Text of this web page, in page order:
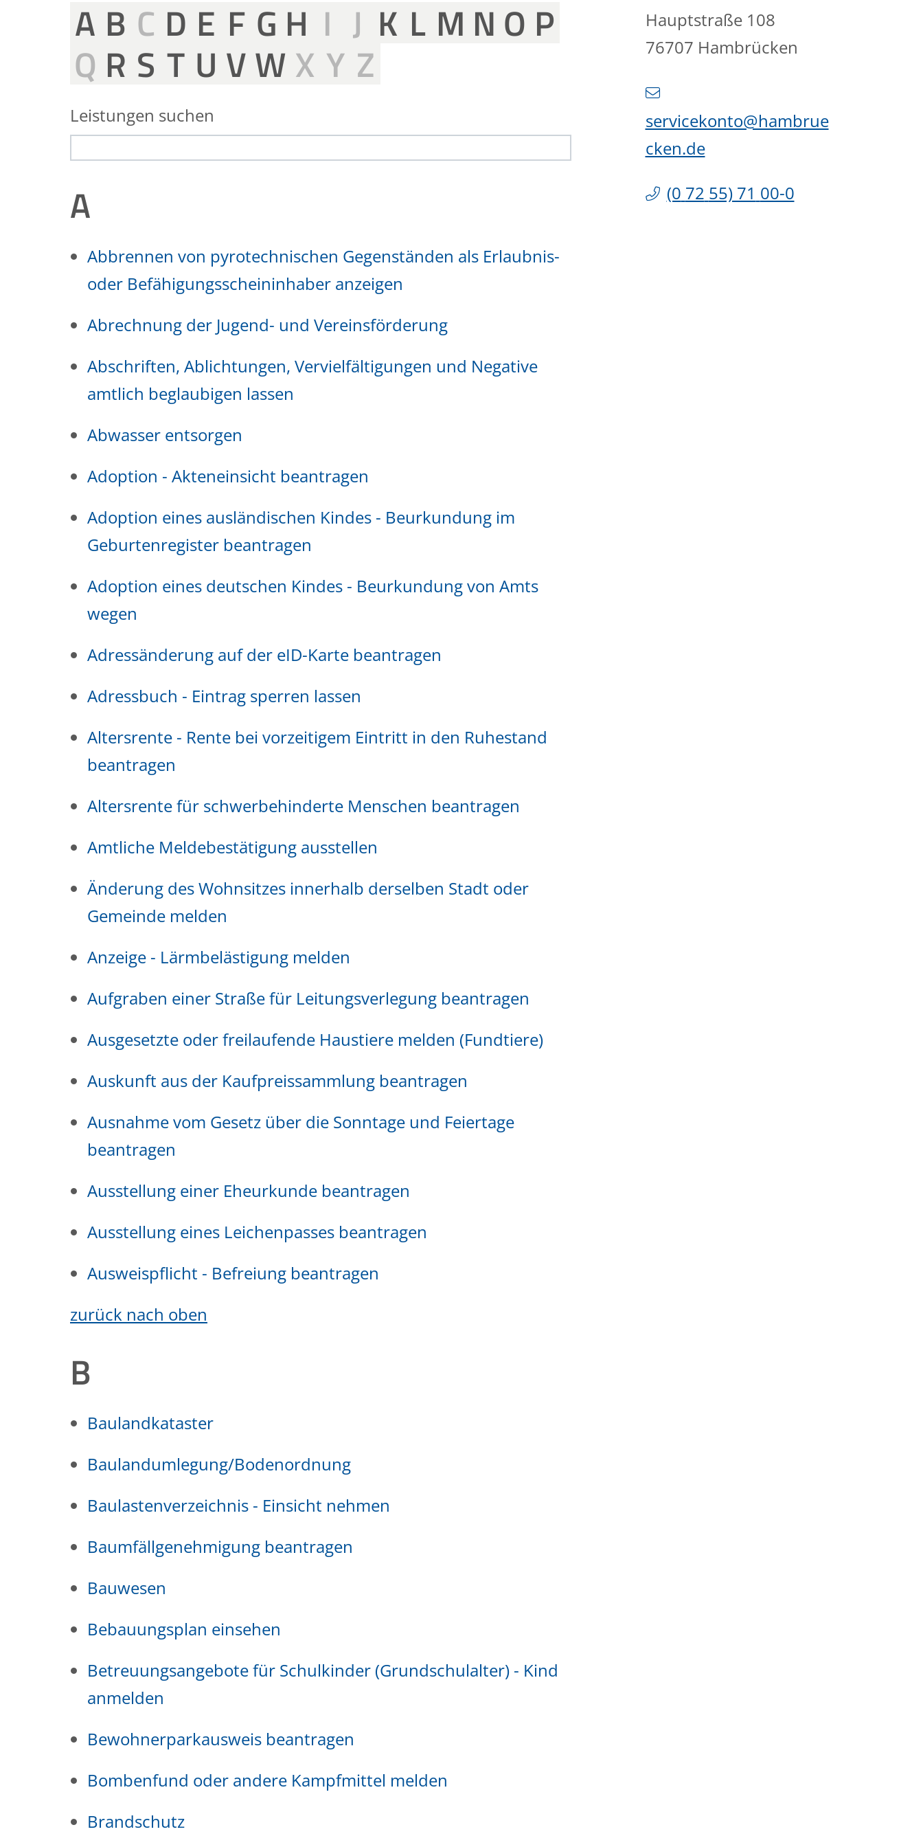
A B C D E F G H I J K L M N O P
Q R S T U VWX Y Z
Leistungen suchen
A
Abbrennen von pyrotechnischen Gegenständen als Erlaubnis-
oder Befähigungsscheininhaber anzeigen
Abrechnung der Jugend- und Vereinsförderung
Abschriften, Ablichtungen, Vervielfältigungen und Negative
amtlich beglaubigen lassen
Abwasser entsorgen
Adoption - Akteneinsicht beantragen
Adoption eines ausländischen Kindes - Beurkundung im
Geburtenregister beantragen
Adoption eines deutschen Kindes - Beurkundung von Amts
wegen
Adressänderung auf der eID-Karte beantragen
Adressbuch - Eintrag sperren lassen
Altersrente - Rente bei vorzeitigem Eintritt in den Ruhestand
beantragen
Altersrente für schwerbehinderte Menschen beantragen
Amtliche Meldebestätigung ausstellen
Änderung des Wohnsitzes innerhalb derselben Stadt oder
Gemeinde melden
Anzeige - Lärmbelästigung melden
Aufgraben einer Straße für Leitungsverlegung beantragen
Ausgesetzte oder freilaufende Haustiere melden (Fundtiere)
Auskunft aus der Kaufpreissammlung beantragen
Ausnahme vom Gesetz über die Sonntage und Feiertage
beantragen
Ausstellung einer Eheurkunde beantragen
Ausstellung eines Leichenpasses beantragen
Ausweispflicht - Befreiung beantragen
zurück nach oben
B
Baulandkataster
Baulandumlegung/Bodenordnung
Baulastenverzeichnis - Einsicht nehmen
Baumfällgenehmigung beantragen
Bauwesen
Bebauungsplan einsehen
Betreuungsangebote für Schulkinder (Grundschulalter) - Kind
anmelden
Bewohnerparkausweis beantragen
Bombenfund oder andere Kampfmittel melden
Brandschutz
Hauptstraße 108
76707 Hambrücken
servicekonto@hambrue
cken.de
(0 72 55) 71 00-0